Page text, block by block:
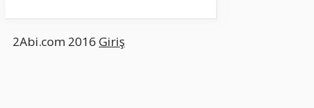
2Abi.com 2016 Giriş